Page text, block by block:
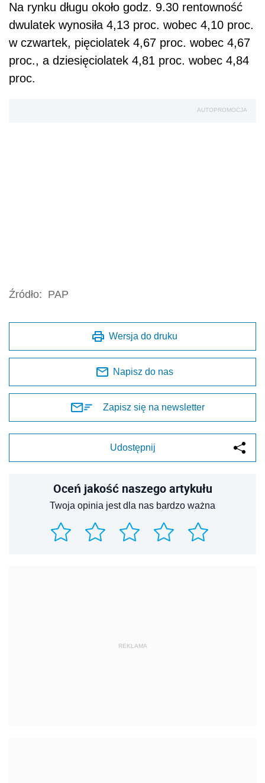
Na rynku długu około godz. 9.30 rentowność
dwulatek wynosiła 4,13 proc. wobec 4,10 proc.
w czwartek, pięciolatek 4,67 proc. wobec 4,67
proc., a dziesięciolatek 4,81 proc. wobec 4,84
proc.
AUTOPROMOCJA
Źródło: PAP
Wersja do druku
Napisz do nas
Zapisz się na newsletter
Udostępnij
Oceń jakość naszego artykułu
Twoja opinia jest dla nas bardzo ważna
REKLAMA